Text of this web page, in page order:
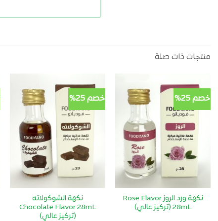
منتجات ذات صلة
خصم 25%
أضف
لمفضلتي
نكهة ورد الروز Rose Flavor
28mL (تركيز عالي)
خصم 25%
أضف
لمفضلتي
نكهة الشوكولاته
Chocolate Flavor 28mL
(تركيز عالي)